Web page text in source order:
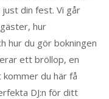
din fest. Vi går
hur
hur du gör bokningen
ett bröllop, en
du här få
DJ:n för ditt